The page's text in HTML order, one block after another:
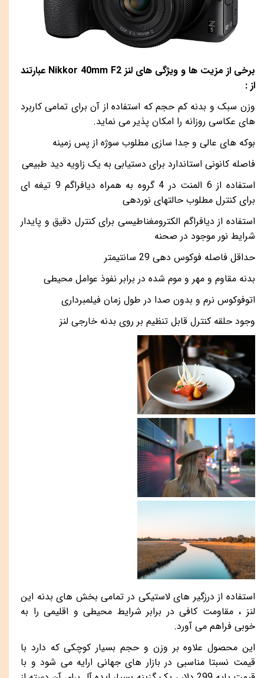
برخی از مزیت ها و ویژگی های لنز Nikkor 40mm F2 عبارتند
از :
وزن سبک و بدنه کم حجم که استفاده از آن برای تمامی کاربرد
های عکاسی روزانه را امکان پذیر می نماید.
بوکه های عالی و جدا سازی مطلوب سوژه از پس زمینه
فاصله کانونی استاندارد برای دستیابی به یک زاویه دید طبیعی
استفاده از 6 المنت در 4 گروه به همراه دیافراگم 9 تیغه ای
برای کنترل مطلوب حالتهای نوردهی
استفاده از دیافراگم الکترومغناطیسی برای کنترل دقیق و پایدار
شرایط نور موجود در صحنه
حداقل فاصله فوکوس دهی 29 سانتیمتر
بدنه مقاوم و مهر و موم شده در برابر نفوذ عوامل محیطی
اتوفوکوس نرم و بدون صدا در طول زمان فیلمبرداری
وجود حلقه کنترل قابل تنظیم بر روی بدنه خارجی لنز
استفاده از درزگیر های لاستیکی در تمامی بخش های بدنه این
لنز ، مقاومت کافی در برابر شرایط محیطی و اقلیمی را به
خوبی فراهم می آورد.
این محصول علاوه بر وزن و حجم بسیار کوچکی که دارد با
قیمت نسبتا مناسبی در بازار های جهانی ارایه می شود و با